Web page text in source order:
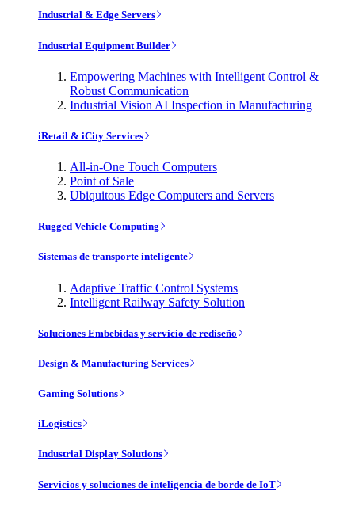
Industrial & Edge Servers
Industrial Equipment Builder
Empowering Machines with Intelligent Control &
Robust Communication
Industrial Vision AI Inspection in Manufacturing
iRetail & iCity Services
All-in-One Touch Computers
Point of Sale
Ubiquitous Edge Computers and Servers
Rugged Vehicle Computing
Sistemas de transporte inteligente
Adaptive Traffic Control Systems
Intelligent Railway Safety Solution
Soluciones Embebidas y servicio de rediseño
Design & Manufacturing Services
Gaming Solutions
iLogistics
Industrial Display Solutions
Servicios y soluciones de inteligencia de borde de IoT